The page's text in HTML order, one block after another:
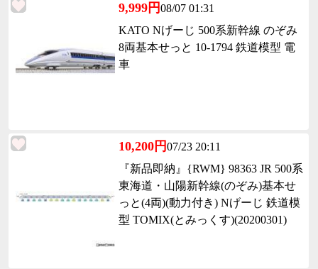
9,999円08/07 01:31
KATO Nげーじ 500系新幹線 のぞみ
8両基本せっと 10-1794 鉄道模型 電
車
10,200円07/23 20:11
『新品即納』{RWM} 98363 JR 500系
東海道・山陽新幹線(のぞみ)基本せ
っと(4両)(動力付き) Nげーじ 鉄道模
型 TOMIX(とみっくす)(20200301)